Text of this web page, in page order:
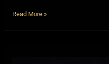
Apprendre
Read More »